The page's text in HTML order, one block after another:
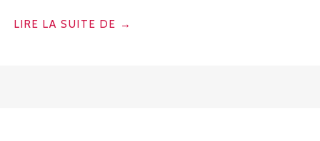
LIRE LA SUITE DE « LES
→